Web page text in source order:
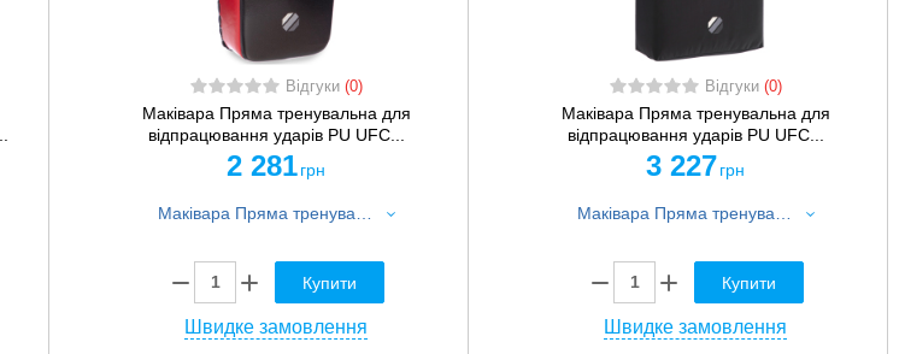
Відгуки (0)
Маківара Пряма тренувальна для
відпрацювання ударів PU UFC...
2 281 грн
Купити
Швидке замовлення
Відгуки (0)
Маківара Пряма тренувальна для
відпрацювання ударів PU UFC...
3 227 грн
Купити
Швидке замовлення